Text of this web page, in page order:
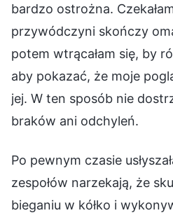
bardzo ostrożna.
przywódczyni skończy
potem wtrącałam się, by
aby pokazać, że moje
jej. W ten sposób nie
braków ani odchyleń.
Po pewnym czasie
zespołów narzekają, że
bieganiu w kółko i